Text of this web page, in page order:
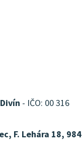
- IČO: 00 316
F. Lehára 18, 984